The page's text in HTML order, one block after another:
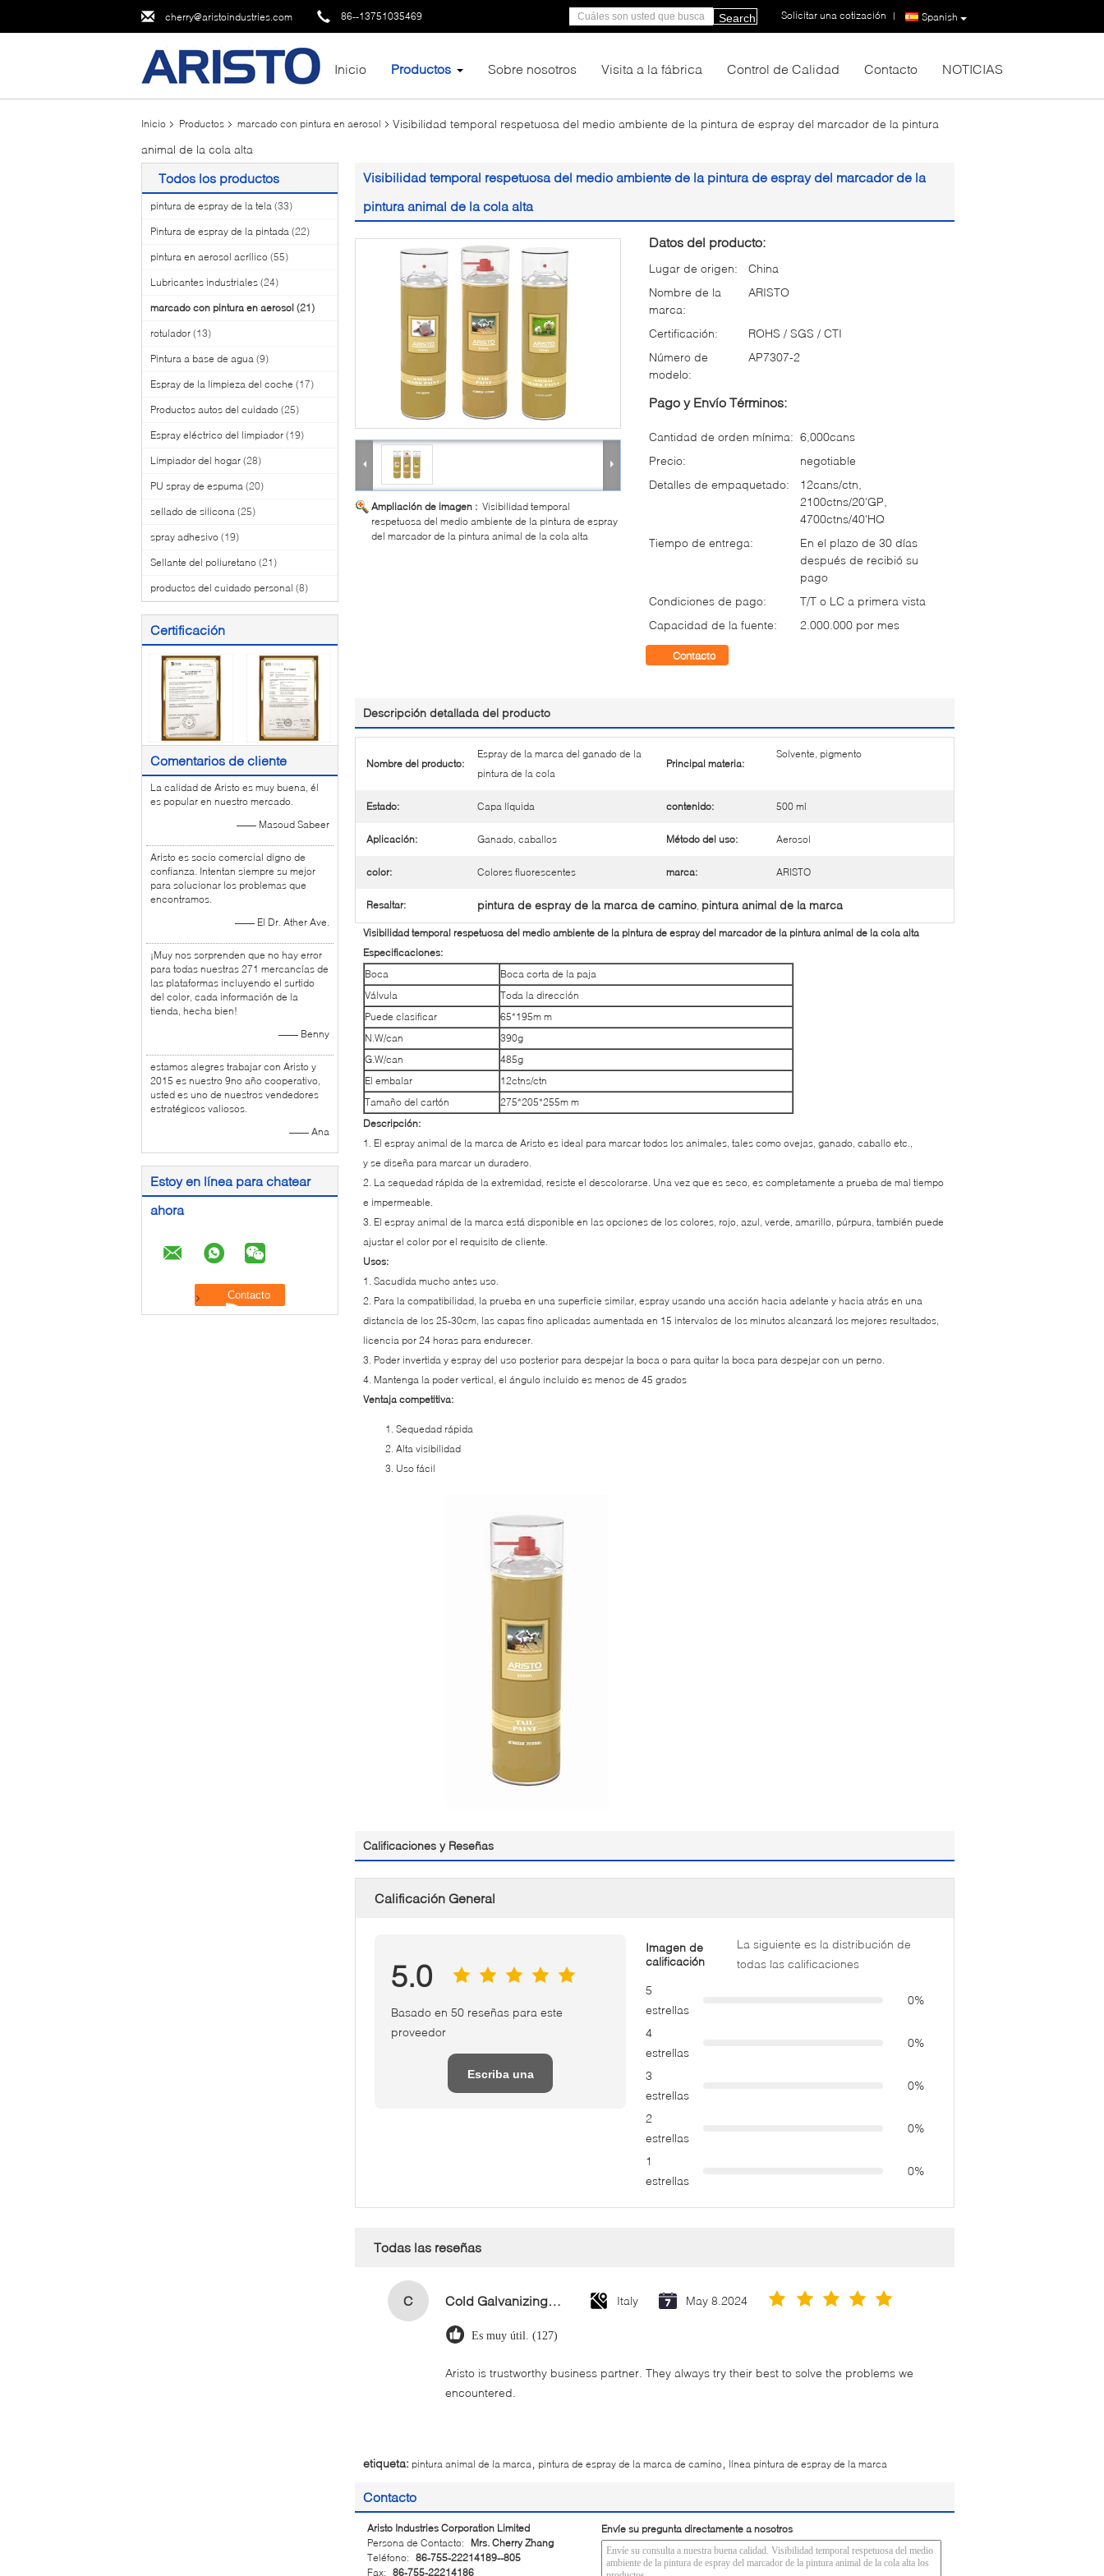
cherry@aristoindustries.com 86--13751035469 Spanish
Solicitar una cotización |
Search
Inicio Productos Sobre nosotros Visita a la fábrica Control de Calidad Contacto NOTICIAS
Inicio Productos marcado con pintura en aerosol
Visibilidad temporal respetuosa del medio ambiente de la pintura de espray del marcador de la pintura
animal de la cola alta
Todos los productos
pintura de espray de la tela (33)
Pintura de espray de la pintada (22)
pintura en aerosol acrílico (55)
Lubricantes industriales (24)
marcado con pintura en aerosol (21)
rotulador (13)
Pintura a base de agua (9)
Espray de la limpieza del coche (17)
Productos autos del cuidado (25)
Espray eléctrico del limpiador (19)
Limpiador del hogar (28)
PU spray de espuma (20)
sellado de silicona (25)
spray adhesivo (19)
Sellante del poliuretano (21)
productos del cuidado personal (8)
Certificación
Comentarios de cliente
La calidad de Aristo es muy buena, él
es popular en nuestro mercado.
—— Masoud Sabeer
Aristo es socio comercial digno de
confianza. Intentan siempre su mejor
para solucionar los problemas que
encontramos.
—— El Dr. Ather Ave.
¡Muy nos sorprenden que no hay error
para todas nuestras 271 mercancías de
las plataformas incluyendo el surtido
del color, cada información de la
tienda, hecha bien!
—— Benny
estamos alegres trabajar con Aristo y
2015 es nuestro 9no año cooperativo,
usted es uno de nuestros vendedores
estratégicos valiosos.
—— Ana
Estoy en línea para chatear
ahora
Visibilidad temporal respetuosa del medio ambiente de la pintura de espray del marcador de la
pintura animal de la cola alta
Ampliación de imagen : Visibilidad temporal
respetuosa del medio ambiente de la pintura de espray
del marcador de la pintura animal de la cola alta
Datos del producto:
Lugar de origen:
China
Nombre de la
marca:
ARISTO
Certificación:
ROHS / SGS / CTI
Número de
modelo:
AP7307-2
Pago y Envío Términos:
Cantidad de orden mínima: 6,000cans
Precio:
negotiable
Detalles de empaquetado:
12cans/ctn,
2100ctns/20'GP,
4700ctns/40'HQ
Tiempo de entrega:
En el plazo de 30 días
después de recibió su
pago
Condiciones de pago:
T/T o LC a primera vista
Capacidad de la fuente:
2.000.000 por mes
Contacto
Descripción detallada del producto
Nombre del producto:
Espray de la marca del ganado de la
pintura de la cola
Principal materia:
Solvente, pigmento
Estado: Capa líquida contenido: 500 ml
Aplicación: Ganado, caballos Método del uso: Aerosol
color: Colores fluorescentes marca: ARISTO
Resaltar: pintura de espray de la marca de camino, pintura animal de la marca
Visibilidad temporal respetuosa del medio ambiente de la pintura de espray del marcador de la pintura animal de la cola alta
Especificaciones:
Boca
Boca corta de la paja
Válvula
Toda la dirección
Puede clasificar
65*195m m
N.W/can
390g
G.W/can
485g
El embalar
12ctns/ctn
Tamaño del cartón
275*205*255m m
Descripción:
1. El espray animal de la marca de Aristo es ideal para marcar todos los animales, tales como ovejas, ganado, caballo etc.,
y se diseña para marcar un duradero.
2. La sequedad rápida de la extremidad, resiste el descolorarse. Una vez que es seco, es completamente a prueba de mal tiempo
e impermeable.
3. El espray animal de la marca está disponible en las opciones de los colores, rojo, azul, verde, amarillo, púrpura, también puede
ajustar el color por el requisito de cliente.
Usos:
1. Sacudida mucho antes uso.
2. Para la compatibilidad, la prueba en una superficie similar, espray usando una acción hacia adelante y hacia atrás en una
distancia de los 25-30cm, las capas fino aplicadas aumentada en 15 intervalos de los minutos alcanzará los mejores resultados,
licencia por 24 horas para endurecer.
3. Poder invertida y espray del uso posterior para despejar la boca o para quitar la boca para despejar con un perno.
4. Mantenga la poder vertical, el ángulo incluido es menos de 45 grados
Ventaja competitiva:
Sequedad rápida
Alta visibilidad
Uso fácil
Calificaciones y Reseñas
Calificación General
5.0
Basado en 50 reseñas para este
proveedor
Escriba una
Imagen de
calificación
La siguiente es la distribución de
todas las calificaciones
5
estrellas
0%
4
estrellas
0%
3
estrellas
0%
2
estrellas
0%
1
estrellas
0%
Todas las reseñas
C Cold Galvanizing Zinc Spray Paint 400ml Italy May 8.2024
Es muy útil. (127)
Aristo is trustworthy business partner. They always try their best to solve the problems we
encountered.
etiqueta: pintura animal de la marca pintura de espray de la marca de camino línea pintura de espray de la marca
Contacto
Aristo Industries Corporation Limited
Persona de Contacto:
Mrs. Cherry Zhang
Teléfono: 86-755-22214189--805
Fax: 86-755-22214186
Envíe su pregunta directamente a nosotros